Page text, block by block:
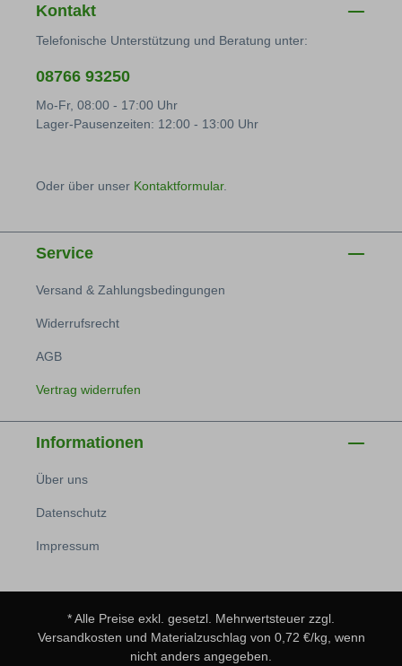
Kontakt
Telefonische Unterstützung und Beratung unter:
08766 93250
Mo-Fr, 08:00 - 17:00 Uhr
Lager-Pausenzeiten: 12:00 - 13:00 Uhr
Oder über unser Kontaktformular.
Service
Versand & Zahlungsbedingungen
Widerrufsrecht
AGB
Vertrag widerrufen
Informationen
Über uns
Datenschutz
Impressum
* Alle Preise exkl. gesetzl. Mehrwertsteuer zzgl.
Versandkosten und Materialzuschlag von 0,72 €/kg, wenn
nicht anders angegeben.